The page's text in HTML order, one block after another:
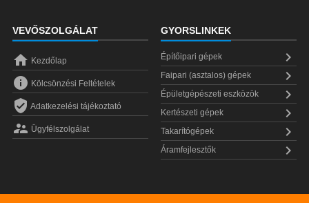
VEVŐSZOLGÁLAT
 Kezdőlap
 Kölcsönzési Feltételek
 Adatkezelési tájékoztató
 Ügyfélszolgálat
GYORSLINKEK
Építőipari gépek 
Faipari (asztalos) gépek 
Épületgépészeti eszközök 
Kertészeti gépek 
Takarítógépek 
Áramfejlesztők 